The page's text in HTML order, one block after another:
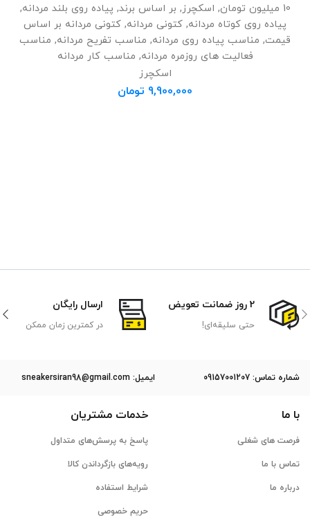
10 میلیون تومان , اسکچرز, بر اساس برند, پیاده روی بلند مردانه,
پیاده روی کوتاه مردانه, کتونی مردانه, کتونی مردانه بر اساس
قیمت, مناسب پیاده روی مردانه, مناسب تفریح مردانه, مناسب
فعالیت های روزمره مردانه, مناسب کار مردانه
اسکچرز
9,900,000 تومان
2 روز ضمانت تعویض
حتی سلیقه‌ای!
ارسال رایگان
در کمترین زمان ممکن
ﺷﻤﺎره ﺗﻤﺎس: 09157001207 ایمیل: sneakersiran98@gmail.com
با ما
فرصت های شغلی
تماس با ما
درباره ما
خدمات مشتریان
پاسخ به پرسش‌های متداول
رویه‌های بازگرداندن کالا
شرایط استفاده
حریم خصوصی